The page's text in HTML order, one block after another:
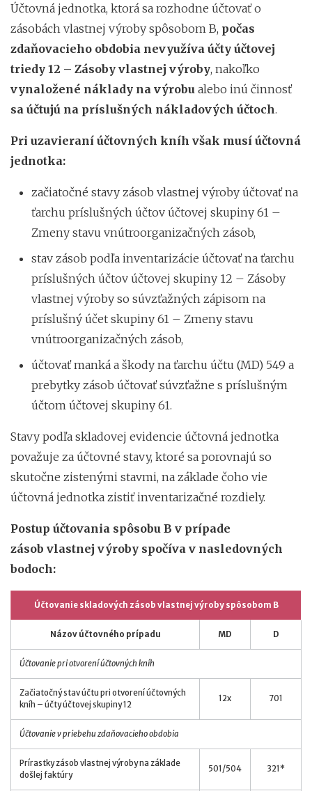
Účtovná jednotka, ktorá sa rozhodne účtovať o
zásobách vlastnej výroby spôsobom B, počas
zdaňovacieho obdobia nevyužíva účty účtovej
triedy 12 – Zásoby vlastnej výroby, nakoľko
vynaložené náklady na výrobu alebo inú činnosť
sa účtujú na príslušných nákladových účtoch.
Pri uzavieraní účtovných kníh však musí účtovná
jednotka:
začiatočné stavy zásob vlastnej výroby účtovať na
ťarchu príslušných účtov účtovej skupiny 61 –
Zmeny stavu vnútroorganizačných zásob,
stav zásob podľa inventarizácie účtovať na ťarchu
príslušných účtov účtovej skupiny 12 – Zásoby
vlastnej výroby so súvzťažných zápisom na
príslušný účet skupiny 61 – Zmeny stavu
vnútroorganizačných zásob,
účtovať manká a škody na ťarchu účtu (MD) 549 a
prebytky zásob účtovať súvzťažne s príslušným
účtom účtovej skupiny 61.
Stavy podľa skladovej evidencie účtovná jednotka
považuje za účtovné stavy, ktoré sa porovnajú so
skutočne zistenými stavmi, na základe čoho vie
účtovná jednotka zistiť inventarizačné rozdiely.
Postup účtovania spôsobu B v prípade
zásob vlastnej výroby spočíva v nasledovných
bodoch:
Účtovanie skladových zásob vlastnej výroby spôsobom B
Názov účtovného prípadu MD D
Účtovanie pri otvorení účtovných kníh
Začiatočný stav účtu pri otvorení účtovných
kníh – účty účtovej skupiny 12
12x 701
Účtovanie v priebehu zdaňovacieho obdobia
Prírastky zásob vlastnej výroby na základe
došlej faktúry
501/504 321*